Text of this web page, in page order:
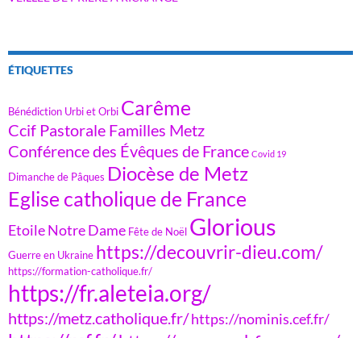
ÉTIQUETTES
Bénédiction Urbi et Orbi Carême
Ccif Pastorale Familles Metz
Conférence des Évêques de France Covid 19
Dimanche de Pâques Diocèse de Metz
Eglise catholique de France
Etoile Notre Dame Fête de Noël Glorious
Guerre en Ukraine https://decouvrir-dieu.com/
https://formation-catholique.fr/
https://fr.aleteia.org/
https://metz.catholique.fr/https://nominis.cef.fr/